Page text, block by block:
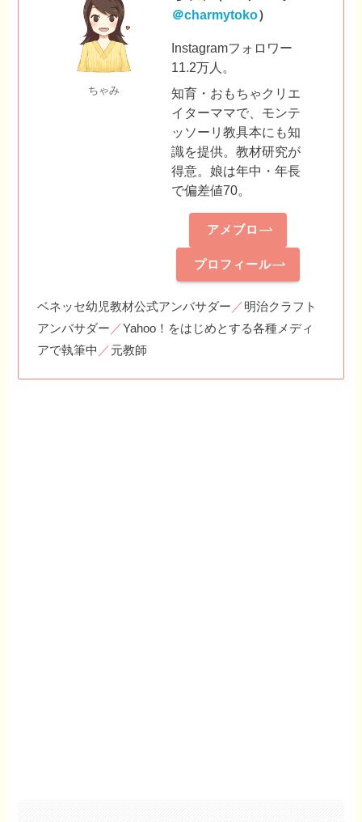
ちゃみ
＠charmytoko）
Instagramフォロワー
11.2万人。
知育・おもちゃクリエ
イターママで、モンテ
ッソーリ教具本にも知
識を提供。教材研究が
得意。娘は年中・年長
で偏差値70。
アメブロ
プロフィール
ベネッセ幼児教材公式アンバサダー ／明治クラフト
アンバサダー ／Yahoo！をはじめとする各種メディ
アで執筆中 ／元教師